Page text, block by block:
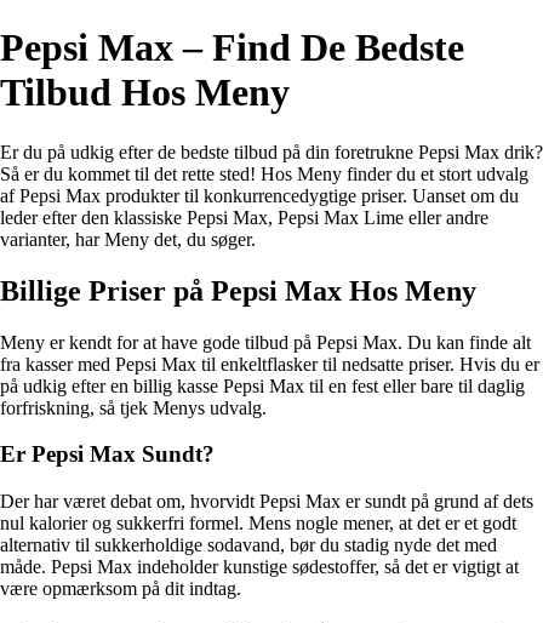
Pepsi Max – Find De Bedste
Tilbud Hos Meny
Er du på udkig efter de bedste tilbud på din foretrukne Pepsi Max drik?
Så er du kommet til det rette sted! Hos Meny finder du et stort udvalg
af Pepsi Max produkter til konkurrencedygtige priser. Uanset om du
leder efter den klassiske Pepsi Max, Pepsi Max Lime eller andre
varianter, har Meny det, du søger.
Billige Priser på Pepsi Max Hos Meny
Meny er kendt for at have gode tilbud på Pepsi Max. Du kan finde alt
fra kasser med Pepsi Max til enkeltflasker til nedsatte priser. Hvis du er
på udkig efter en billig kasse Pepsi Max til en fest eller bare til daglig
forfriskning, så tjek Menys udvalg.
Er Pepsi Max Sundt?
Der har været debat om, hvorvidt Pepsi Max er sundt på grund af dets
nul kalorier og sukkerfri formel. Mens nogle mener, at det er et godt
alternativ til sukkerholdige sodavand, bør du stadig nyde det med
måde. Pepsi Max indeholder kunstige sødestoffer, så det er vigtigt at
være opmærksom på dit indtag.